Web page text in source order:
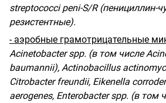
streptococci peni-S/R (пенициллин-
резистентные).
- аэробные грамотрицательные
Acinetobacter spp. (в том числе
baumannii), Actinobacillus
Citrobacter freundii, Eikenella
aerogenes, Enterobacter spp. (в том